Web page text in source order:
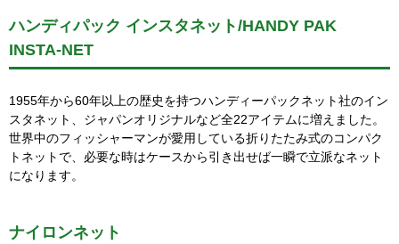
ハンディパック インスタネット/HANDY PAK
INSTA-NET
1955年から60年以上の歴史を持つハンディーパックネット社のイン
スタネット、ジャパンオリジナルなど全22アイテムに増えました。
世界中のフィッシャーマンが愛用している折りたたみ式のコンパク
トネットで、必要な時はケースから引き出せば一瞬で立派なネット
になります。
ナイロンネット